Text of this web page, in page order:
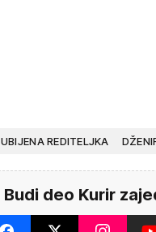
UBIJENA REDITELJKA
Budi deo Kurir